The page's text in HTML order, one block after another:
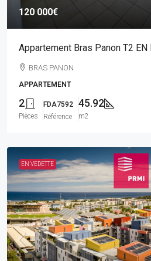
120 000€
Appartement Bras Panon T2 EN
BRAS PANON
APPARTEMENT
2
Pièces
FDA7592
Référence
45.92
m2
EN VEDETTE